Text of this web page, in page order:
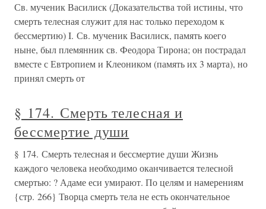
Св. мученик Василиск (Доказательства той истины, что
смерть телесная служит для нас только переходом к
бессмертию) I. Св. мученик Василиск, память коего
ныне, был племянник св. Феодора Тирона; он пострадал
вместе с Евтропием и Клеоником (память их 3 марта), но
принял смерть от
§ 174. Смерть телесная и
бессмертие души
§ 174. Смерть телесная и бессмертие души Жизнь
каждого человека необходимо оканчивается телесной
смертью: ? Адаме еси умирают. По целям и намерениям
{стр. 266} Творца смерть тела не есть окончательное